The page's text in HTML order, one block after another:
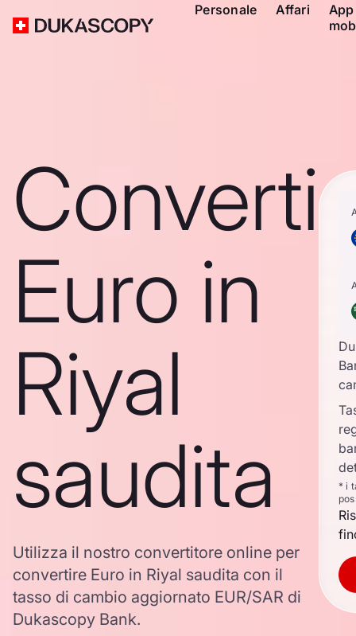
Personale Affari
App
Converti
Euro in
Riyal
saudita
Utilizza il nostro convertitore online per
convertire Euro in Riyal saudita con il
tasso di cambio aggiornato EUR/SAR di
Dukascopy Bank.
* i